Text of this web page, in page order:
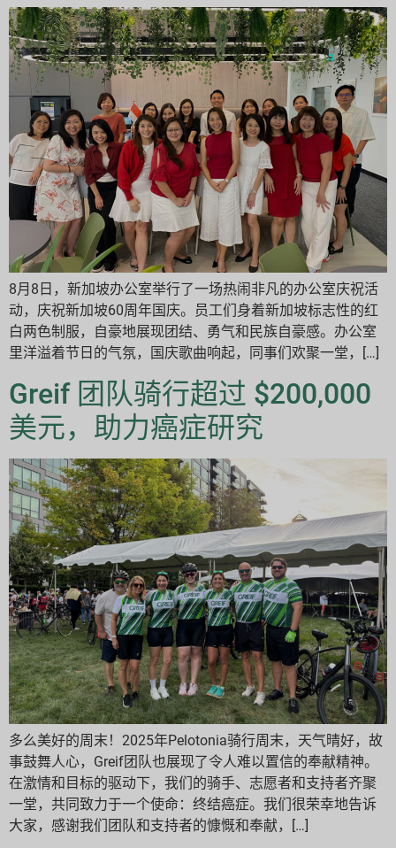
8月8日，新加坡办公室举行了一场热闹非凡的办公室庆祝活
动，庆祝新加坡60周年国庆。员工们身着新加坡标志性的红
白两色制服，自豪地展现团结、勇气和民族自豪感。办公室
里洋溢着节日的气氛，国庆歌曲响起，同事们欢聚一堂，[…]
Greif 团队骑行超过 $200,000
美元，助力癌症研究
多么美好的周末！2025年Pelotonia骑行周末，天气晴好，故
事鼓舞人心，Greif团队也展现了令人难以置信的奉献精神。
在激情和目标的驱动下，我们的骑手、志愿者和支持者齐聚
一堂，共同致力于一个使命：终结癌症。我们很荣幸地告诉
大家，感谢我们团队和支持者的慷慨和奉献，[…]